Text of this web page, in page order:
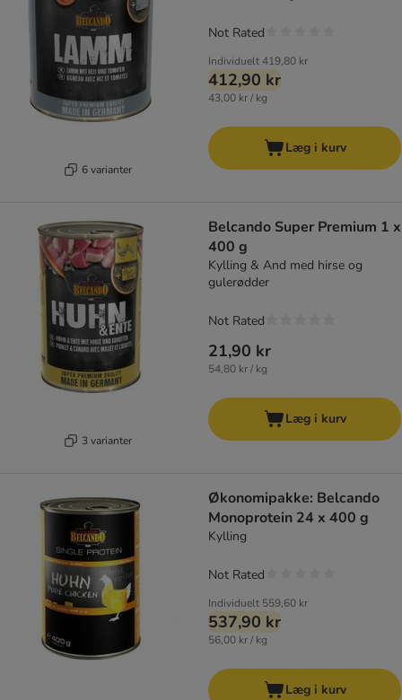
6 varianter
Individuelt419,80 kr
412,90 kr
43,00 kr / kg
Not Rated
Læg i kurv
3 varianter
Belcando Super Premium 1 x
400 g
Kylling & And med hirse og
gulerødder
21,90 kr
54,80 kr / kg
Not Rated
Læg i kurv
Økonomipakke: Belcando
Monoprotein 24 x 400 g
Kylling
Individuelt 559,60 kr
537,90 kr
56,00 kr / kg
Not Rated
Læg i kurv